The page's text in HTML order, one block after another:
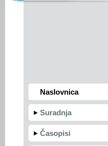
Naslovnica
Suradnja
Časopisi